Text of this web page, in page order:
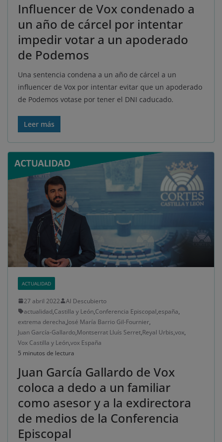
Influencer de Vox condenado a
un año de cárcel por intentar
impedir votar a un apoderado
de Podemos
Una sentencia condena a un año de cárcel a un
influencer de Vox por intentar evitar que un apoderado
de Podemos votase por tener el DNI caducado.
Leer más
ACTUALIDAD
27 abril 2022
Al Descubierto
actualidad,Castilla y León,Conferencia Episcopal,españa,
extrema derecha,José María Barrio Gil-Fournier,
Juan García-Gallardo,Montserrat Lluís Serret,Reyal Urbis,vox,
Vox Castilla y León,vox España
5 minutos de lectura
Juan García Gallardo de Vox
coloca a dedo a un familiar
como asesor y a la exdirectora
de medios de la Conferencia
Episcopal